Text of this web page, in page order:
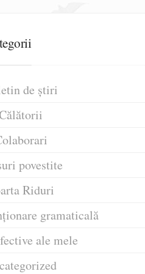
de știri
povestite
Riduri
gramaticală
ale mele